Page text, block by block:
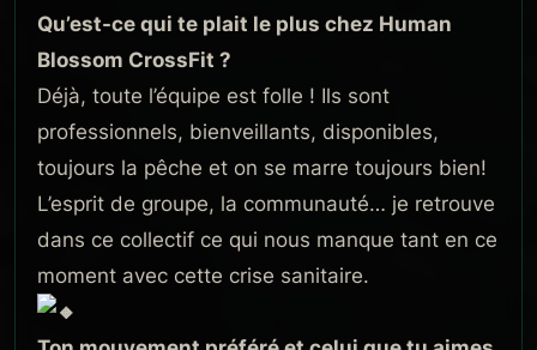
Qu’est-ce qui te plait le plus chez Human
Blossom CrossFit ?
Déjà, toute l’équipe est folle ! Ils sont
professionnels, bienveillants, disponibles,
toujours la pêche et on se marre toujours bien!
L’esprit de groupe, la communauté… je retrouve
dans ce collectif ce qui nous manque tant en ce
moment avec cette crise sanitaire.